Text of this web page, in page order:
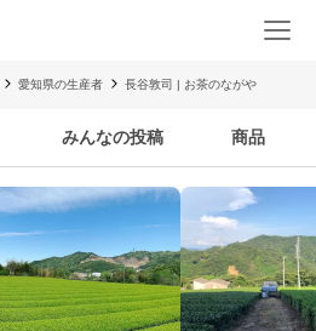
愛知県の生産者 長谷敦司 | お茶のながや
みんなの投稿 商品